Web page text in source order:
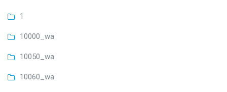
1
10000_wa
10050_wa
10060_wa